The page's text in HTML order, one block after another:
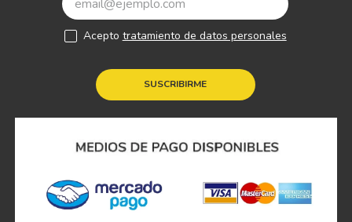
SUSCRIBIRME
Acepto tratamiento de datos personales